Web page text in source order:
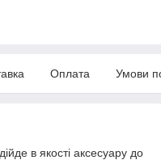
Оплата Умови
в якості аксесуару до